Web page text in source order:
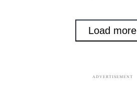
Load more
ADVERTISEMENT